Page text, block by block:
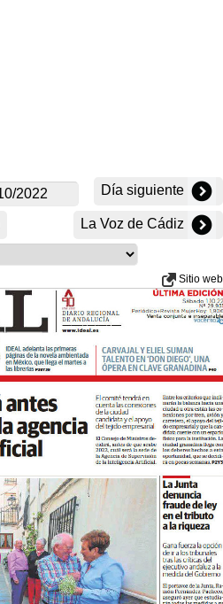
Día siguiente
La Voz de Cádiz
Sitio web